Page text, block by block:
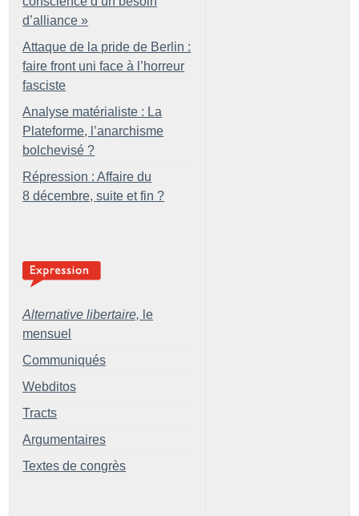
d’alliance »
Attaque de la pride de Berlin :
faire front uni face à l’horreur
fasciste
Analyse matérialiste : La
Plateforme, l’anarchisme
bolchevisé ?
Répression : Affaire du
8 décembre, suite et fin ?
Alternative libertaire, le
mensuel
Communiqués
Webditos
Tracts
Argumentaires
Textes de congrès